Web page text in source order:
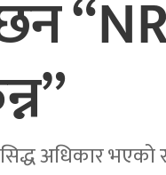
अधिकार भएको